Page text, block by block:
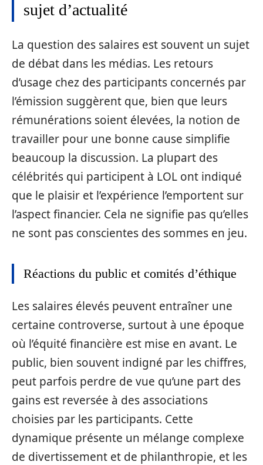
sujet d’actualité
La question des salaires est souvent un sujet
de débat dans les médias. Les retours
d’usage chez des participants concernés par
l’émission suggèrent que, bien que leurs
rémunérations soient élevées, la notion de
travailler pour une bonne cause simplifie
beaucoup la discussion. La plupart des
célébrités qui participent à LOL ont indiqué
que le plaisir et l’expérience l’emportent sur
l’aspect financier. Cela ne signifie pas qu’elles
ne sont pas conscientes des sommes en jeu.
Réactions du public et comités d’éthique
Les salaires élevés peuvent entraîner une
certaine controverse, surtout à une époque
où l’équité financière est mise en avant. Le
public, bien souvent indigné par les chiffres,
peut parfois perdre de vue qu’une part des
gains est reversée à des associations
choisies par les participants. Cette
dynamique présente un mélange complexe
de divertissement et de philanthropie, et les